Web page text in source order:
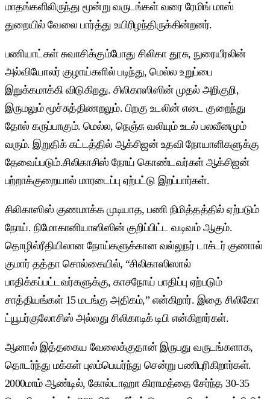
மாதங்களிலிருந்து மூன்று வருடங்கள் வரை ரேமிங் மாஸ்
துறையில் வேலை பார்த்து உயிரிழந்திருக்கின்றனர்.
பணியாட்கள் சுவாசிக்கும்போது சிலிகா தூசு, நுரையீரலின்
அல்வியோலர் குழாய்களில் படிந்து, மெல்ல உறுப்பை
இறுக்கமாக்கி விடுகிறது. சிலிகாஸிஸின் முதல் அறிகுறி,
இருமலும் மூச்சுத்திணறலும். பிறகு உடலின் எடை குறைந்து
தோல் கருப்பாகும். மெல்ல, நெஞ்சு வலியும் உடல் பலவீனமும்
வரும். இறுதிக் கட்டத்தில் ஆக்சிஜன் உதவி நோயாளிகளுக்கு
தேவைப்படும்.சிலிகாசிஸ் நோய் கொண்டவர்கள் ஆக்சிஜன்
பற்றாக்குறையால் மாரடைப்பு ஏற்பட்டு இறப்பார்கள்.
சிலிகாஸிஸ் குணமாக்க முடியாத, பணி நிமித்தத்தில் ஏற்படும்
நோய். நிமோகானியாஸிஸின் குறிப்பிட்ட வடிவம் ஆகும்.
தொழில்ரீதியிலான நோய்களுக்கான வல்லுநர் டாக்டர் குணால்
குமார் தத்தா சொல்கையில், “சிலிகாஸிஸால்
பாதிக்கப்பட்டவர்களுக்கு, காசநோய் பாதிப்பு ஏற்படும்
சாத்தியங்கள் 15 மடங்கு அதிகம்,” என்கிறார். இதை சிலிகோ
ட்யூபர்குலோசிஸ் அல்லது சிலிகாடிக் டிபி என்கிறார்கள்.
ஆனால் இத்தகைய வேலைக்குதான் இருபது வருடங்களாக,
தொடர்ந்து மக்கள் புலம்பெயர்ந்து சென்று பணிபுரிகிறார்கள்.
2000மாம் ஆண்டில், கோல்டாஹா கிராமத்தை சேர்ந்த 30-35